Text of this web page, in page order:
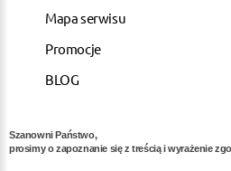
Mapa serwisu
Promocje
BLOG
ARTYKUŁY
Szanowni Państwo,
prosimy o zapoznanie się z treścią i wyrażenie